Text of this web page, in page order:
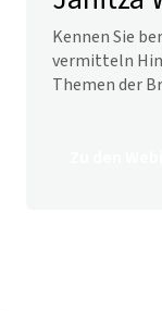
Kennen Sie
vermitteln
Themen der